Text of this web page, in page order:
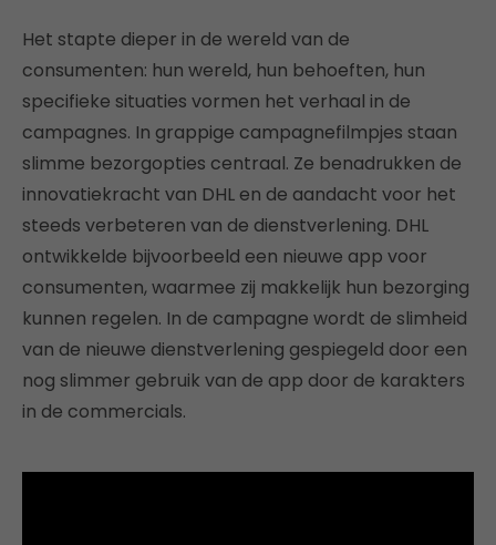
Het stapte dieper in de wereld van de
consumenten: hun wereld, hun behoeften, hun
specifieke situaties vormen het verhaal in de
campagnes. In grappige campagnefilmpjes staan
slimme bezorgopties centraal. Ze benadrukken de
innovatiekracht van DHL en de aandacht voor het
steeds verbeteren van de dienstverlening. DHL
ontwikkelde bijvoorbeeld een nieuwe app voor
consumenten, waarmee zij makkelijk hun bezorging
kunnen regelen. In de campagne wordt de slimheid
van de nieuwe dienstverlening gespiegeld door een
nog slimmer gebruik van de app door de karakters
in de commercials.